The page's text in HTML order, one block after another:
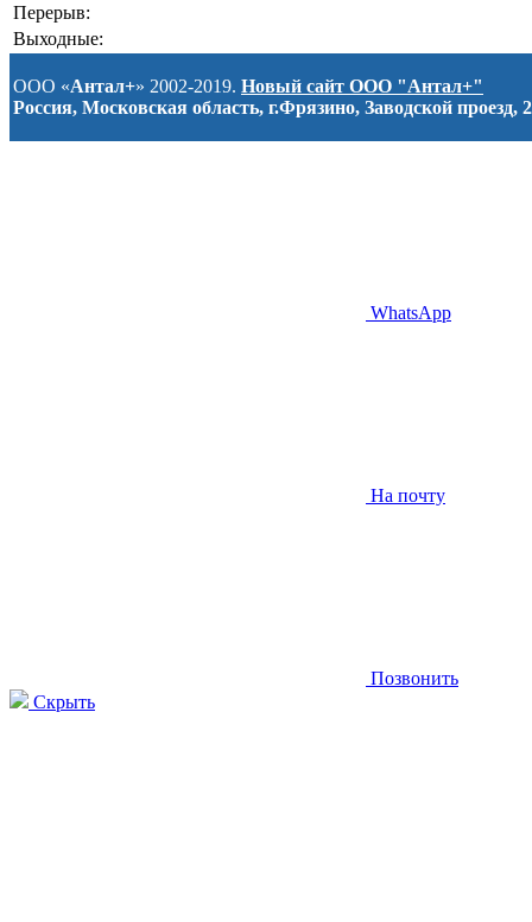
Перерыв:
Выходные:
ООО «Антал+» 2002-2019. Новый сайт ООО "Антал+"
Россия, Московская область, г.Фрязино, Заводской проезд, 2
WhatsApp
На почту
Позвонить
Скрыть